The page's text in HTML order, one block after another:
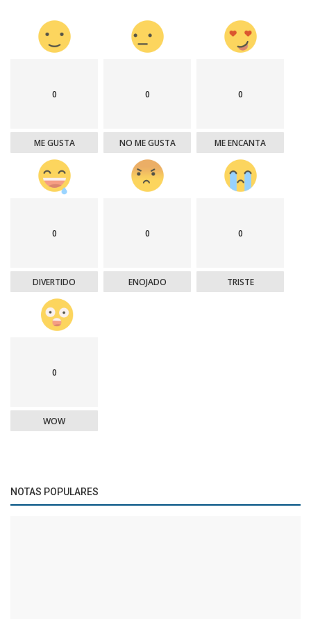
0
ME GUSTA
0
NO ME GUSTA
0
ME ENCANTA
0
DIVERTIDO
0
ENOJADO
0
TRISTE
0
WOW
NOTAS POPULARES